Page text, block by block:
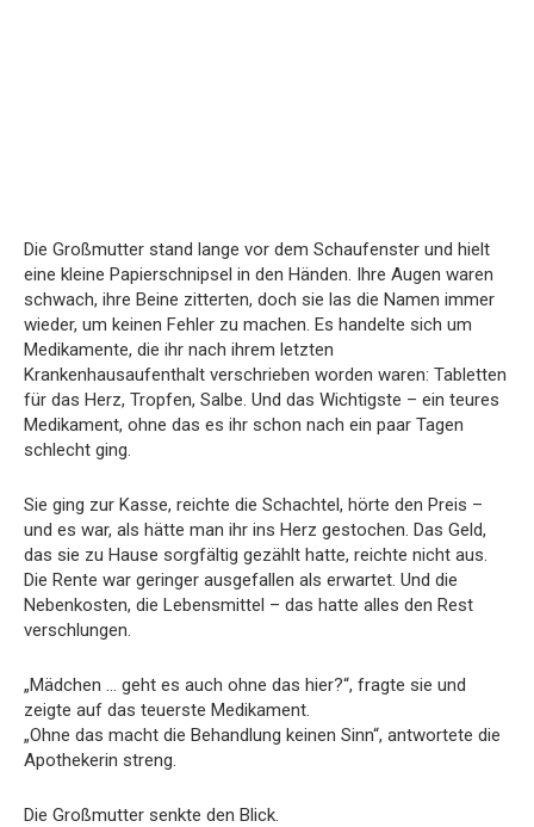
Die Großmutter stand lange vor dem Schaufenster und hielt
eine kleine Papierschnipsel in den Händen. Ihre Augen waren
schwach, ihre Beine zitterten, doch sie las die Namen immer
wieder, um keinen Fehler zu machen. Es handelte sich um
Medikamente, die ihr nach ihrem letzten
Krankenhausaufenthalt verschrieben worden waren: Tabletten
für das Herz, Tropfen, Salbe. Und das Wichtigste – ein teures
Medikament, ohne das es ihr schon nach ein paar Tagen
schlecht ging.
Sie ging zur Kasse, reichte die Schachtel, hörte den Preis –
und es war, als hätte man ihr ins Herz gestochen. Das Geld,
das sie zu Hause sorgfältig gezählt hatte, reichte nicht aus.
Die Rente war geringer ausgefallen als erwartet. Und die
Nebenkosten, die Lebensmittel – das hatte alles den Rest
verschlungen.
„Mädchen … geht es auch ohne das hier?“, fragte sie und
zeigte auf das teuerste Medikament.
„Ohne das macht die Behandlung keinen Sinn“, antwortete die
Apothekerin streng.
Die Großmutter senkte den Blick.